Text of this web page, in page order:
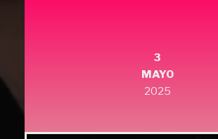
3
MAYO
2025